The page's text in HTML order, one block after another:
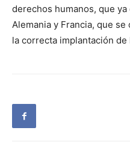
derechos humanos, que
Alemania y Francia, que
la correcta implantación de